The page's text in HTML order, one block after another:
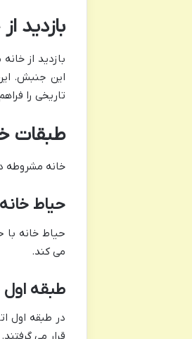
بازدید
بازدید از
این جنبش.
تاریخی را
طبقات
خانه مشروطه
حیاط
حیاط خانه
می کند.
طبقه
در طبقه اول